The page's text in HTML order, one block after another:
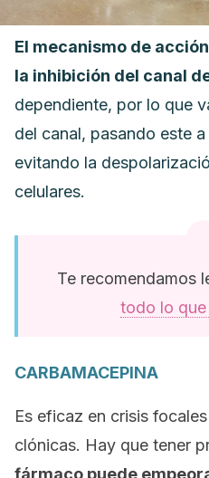
El mecanismo de
la inhibición del canal
dependiente, por lo que
del canal, pasando este
evitando la
celulares.
Te recomendamos
todo lo
CARBAMACEPINA
Es eficaz en crisis
clónicas. Hay que tener